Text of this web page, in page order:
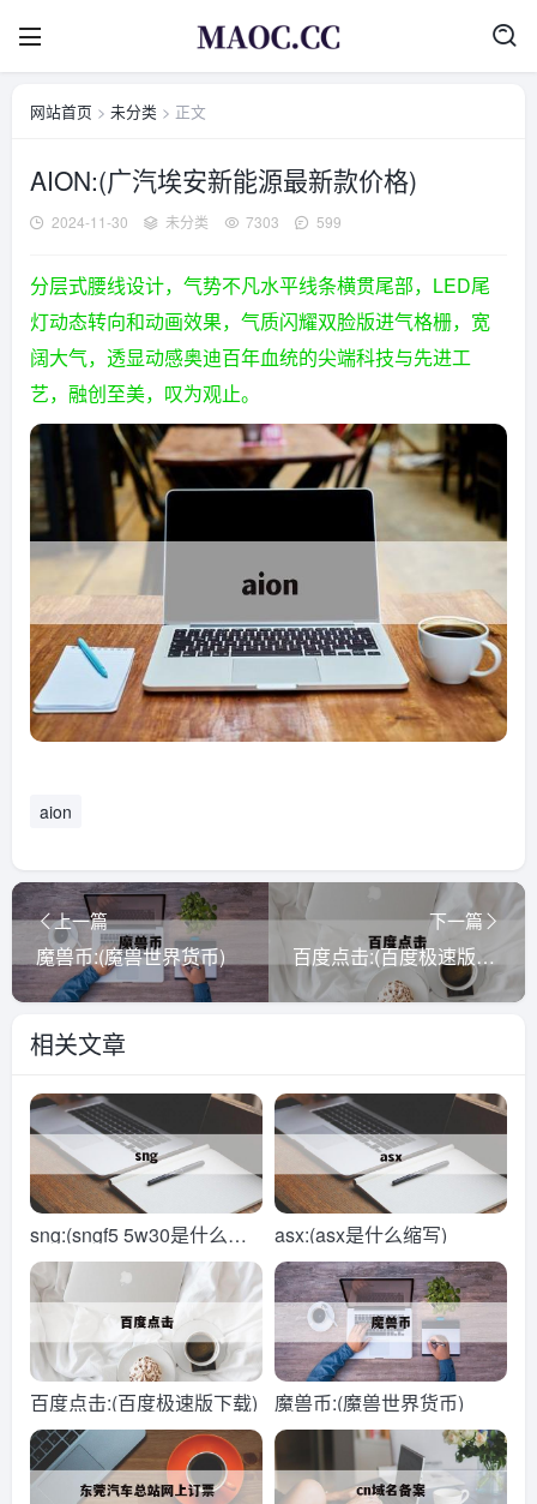
网站首页 > 未分类 > 正文
AION:(广汽埃安新能源最新款价格)
2024-11-30 未分类 7303 599
分层式腰线设计，气势不凡水平线条横贯尾部，LED尾
灯动态转向和动画效果，气质闪耀双脸版进气格栅，宽
阔大气，透显动感奥迪百年血统的尖端科技与先进工
艺，融创至美，叹为观止。
aion
上一篇
魔兽币:(魔兽世界货币)
下一篇
百度点击:(百度极速版下载)
相关文章
sng:(sngf5 5w30是什么机
油)
asx:(asx是什么缩写)
百度点击:(百度极速版下载) 魔兽币:(魔兽世界货币)